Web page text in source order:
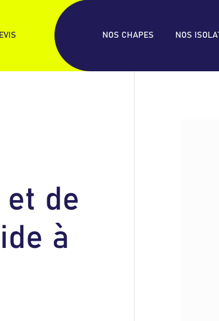
NOS CHAPES NOS
et d e
id e à